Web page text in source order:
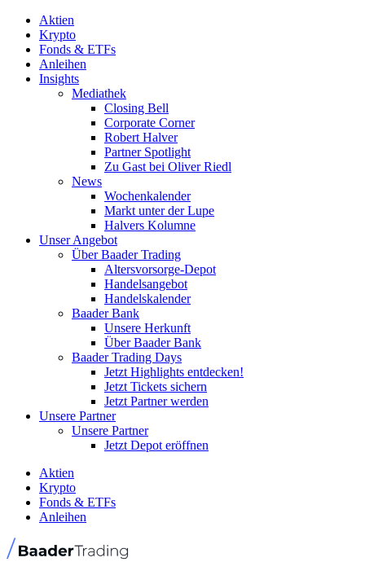
Aktien
Krypto
Fonds & ETFs
Anleihen
Insights
Mediathek
Closing Bell
Corporate Corner
Robert Halver
Partner Spotlight
Zu Gast bei Oliver Riedl
News
Wochenkalender
Markt unter der Lupe
Halvers Kolumne
Unser Angebot
Über Baader Trading
Altersvorsorge-Depot
Handelsangebot
Handelskalender
Baader Bank
Unsere Herkunft
Über Baader Bank
Baader Trading Days
Jetzt Highlights entdecken!
Jetzt Tickets sichern
Jetzt Partner werden
Unsere Partner
Unsere Partner
Jetzt Depot eröffnen
Aktien
Krypto
Fonds & ETFs
Anleihen